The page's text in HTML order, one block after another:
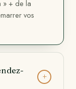
» + de la
vos
+